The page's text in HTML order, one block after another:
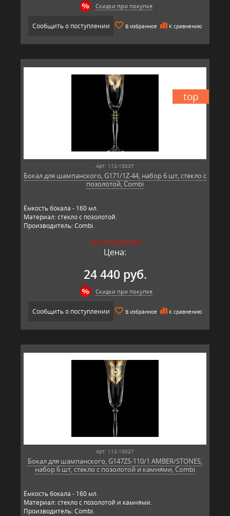
Скидки при покупке
Сообщить о поступлении В избранное К сравнению
top
Арт: 112-15037
Бокал для шампанского, G171/1Z-44, набор 6 шт, стекло с
позолотой, Combi
Ёмкость бокала - 160 мл.
Материал: стекло с позолотой.
Производитель: Combi.
НЕТ В НАЛИЧИИ
Цена:
24 440 руб.
Скидки при покупке
Сообщить о поступлении В избранное К сравнению
Арт: 112-15027
Бокал для шампанского, G147ZS-110/1 AMBER/STONES,
набор 6 шт, стекло с позолотой и камнями, Combi
Ёмкость бокала - 160 мл.
Материал: стекло с позолотой и камнями.
Производитель: Combi.